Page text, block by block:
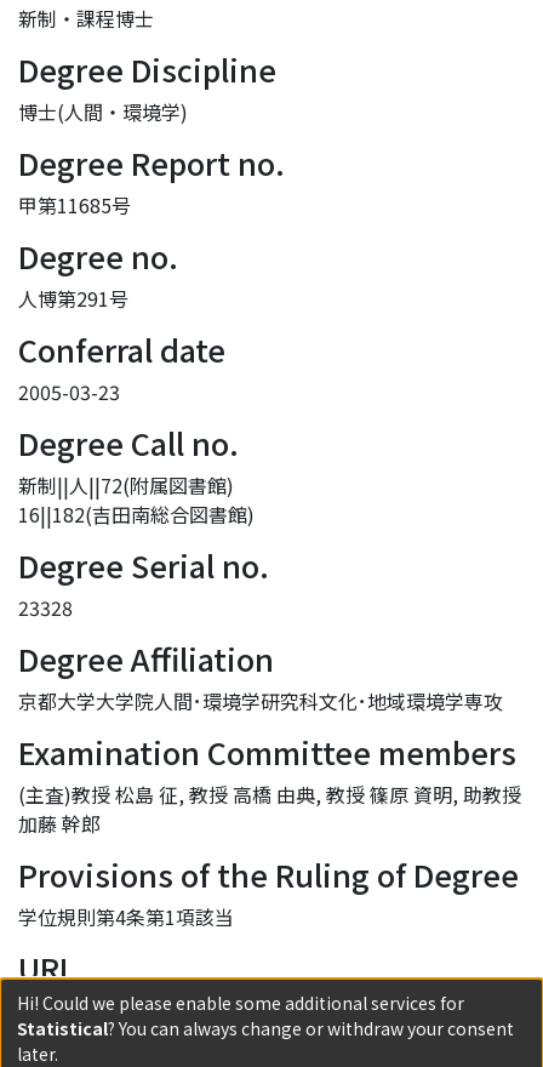
新制・課程博士
Degree Discipline
博士(人間・環境学)
Degree Report no.
甲第11685号
Degree no.
人博第291号
Conferral date
2005-03-23
Degree Call no.
新制||人||72(附属図書館)
16||182(吉田南総合図書館)
Degree Serial no.
23328
Degree Affiliation
京都大学大学院人間･環境学研究科文化･地域環境学専攻
Examination Committee members
(主査)教授 松島 征, 教授 高橋 由典, 教授 篠原 資明, 助教授
加藤 幹郎
Provisions of the Ruling of Degree
学位規則第4条第1項該当
URI
http://hdl.handle.net/2433/144983
Hi! Could we please enable some additional services for
Statistical? You can always change or withdraw your consent
later.